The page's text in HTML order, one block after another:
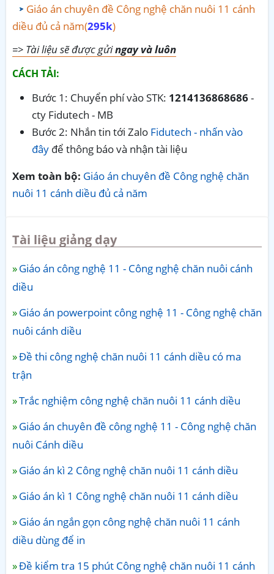
Giáo án chuyên đề Công nghệ chăn nuôi 11 cánh
diều đủ cả năm(295k)
=> Tài liệu sẽ được gửingay và luôn
CÁCH TẢI:
Bước 1: Chuyển phí vào STK: 1214136868686-
cty Fidutech - MB
Bước 2: Nhắn tin tới Zalo Fidutech - nhấn vào
đây để thông báo và nhận tài liệu
Xem toàn bộ: Giáo án chuyên đề Công nghệ chăn
nuôi 11 cánh diều đủ cả năm
Tài liệu giảng dạy
Giáo án công nghệ 11 - Công nghệ chăn nuôi cánh
diều
Giáo án powerpoint công nghệ 11 - Công nghệ chăn
nuôi cánh diều
Đề thi công nghệ chăn nuôi 11 cánh diều có ma
trận
Trắc nghiệm công nghệ chăn nuôi 11 cánh diều
Giáo án chuyên đề công nghệ 11 - Công nghệ chăn
nuôi Cánh diều
Giáo án kì 2 Công nghệ chăn nuôi 11 cánh diều
Giáo án kì 1 Công nghệ chăn nuôi 11 cánh diều
Giáo án ngắn gọn công nghệ chăn nuôi 11 cánh
diều dùng để in
Đề kiểm tra 15 phút Công nghệ chăn nuôi 11 cánh